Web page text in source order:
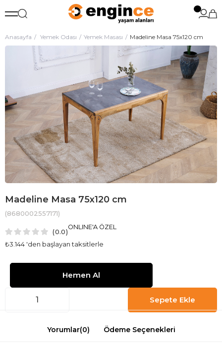
Anasayfa Yemek Odası Yemek Masası Madeline Masa 75x120 cm
Madeline Masa 75x120 cm
(8680002557171)
0.0
₺3.144 'den başlayan taksitlerle
ONLINE'A ÖZEL
Yorumlar(0) Ödeme Seçenekleri